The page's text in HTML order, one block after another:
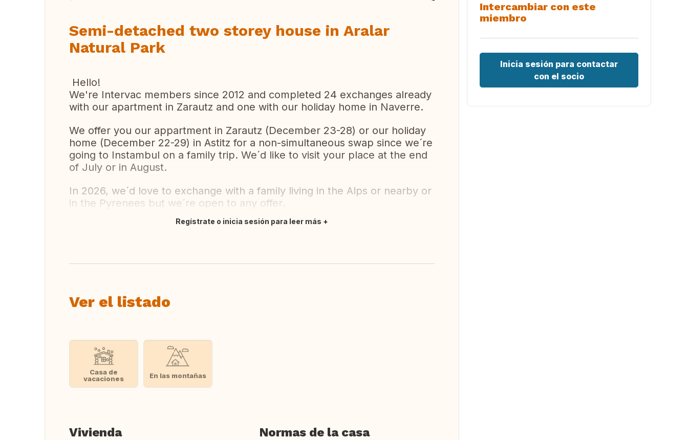
Semi-detached two storey house in Aralar
Natural Park
Hello!
We're Intervac members since 2012 and completed 24 exchanges already
with our apartment in Zarautz and one with our holiday home in Naverre.
We offer you our appartment in Zarautz (December 23-28) or our holiday
home (December 22-29) in Astitz for a non-simultaneous swap since we´re
going to Instambul on a family trip. We´d like to visit your place at the end
of July or in August.
In 2026, we´d love to exchange with a family living in the Alps or nearby or
in the Pyrenees but we´re open to any offer.
Regístrate o inicia sesión para leer más
Ver el listado
Casa de
vacaciones
En las montañas
Vivienda Normas de la casa
Intercambiar con este
miembro
Inicia sesión para contactar
con el socio